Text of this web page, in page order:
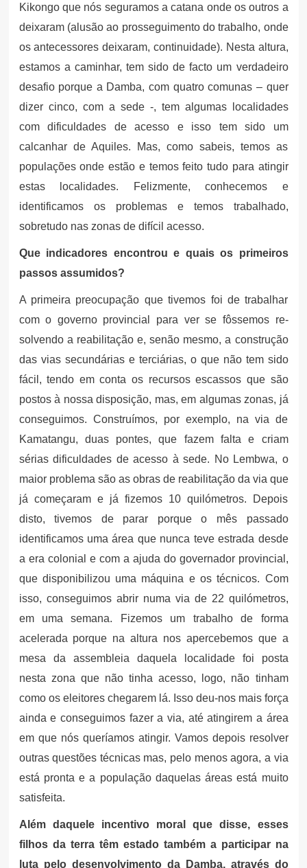
Kikongo que nós seguramos a catana onde os outros a
deixaram (alusão ao prosseguimento do trabalho, onde
os antecessores deixaram, continuidade). Nesta altura,
estamos a caminhar, tem sido de facto um verdadeiro
desafio porque a Damba, com quatro comunas – quer
dizer cinco, com a sede -, tem algumas localidades
com dificuldades de acesso e isso tem sido um
calcanhar de Aquiles. Mas, como sabeis, temos as
populações onde estão e temos feito tudo para atingir
estas localidades. Felizmente, conhecemos e
identificamos os problemas e temos trabalhado,
sobretudo nas zonas de difícil acesso.
Que indicadores encontrou e quais os primeiros
passos assumidos?
A primeira preocupação que tivemos foi de trabalhar
com o governo provincial para ver se fôssemos re-
solvendo a reabilitação e, senão mesmo, a construção
das vias secundárias e terciárias, o que não tem sido
fácil, tendo em conta os recursos escassos que são
postos à nossa disposição, mas, em algumas zonas, já
conseguimos. Construímos, por exemplo, na via de
Kamatangu, duas pontes, que fazem falta e criam
sérias dificuldades de acesso à sede. No Lembwa, o
maior problema são as obras de reabilitação da via que
já começaram e já fizemos 10 quilómetros. Depois
disto, tivemos de parar porque o mês passado
identificamos uma área que nunca teve estrada desde
a era colonial e com a ajuda do governador provincial,
que disponibilizou uma máquina e os técnicos. Com
isso, conseguimos abrir numa via de 22 quilómetros,
em uma semana. Fizemos um trabalho de forma
acelerada porque na altura nos apercebemos que a
mesa da assembleia daquela localidade foi posta
nesta zona que não tinha acesso, logo, não tinham
como os eleitores chegarem lá. Isso deu-nos mais força
ainda e conseguimos fazer a via, até atingirem a área
em que nós queríamos atingir. Vamos depois resolver
outras questões técnicas mas, pelo menos agora, a via
está pronta e a população daquelas áreas está muito
satisfeita.
Além daquele incentivo moral que disse, esses
filhos da terra têm estado também a participar na
luta pelo desenvolvimento da Damba, através do